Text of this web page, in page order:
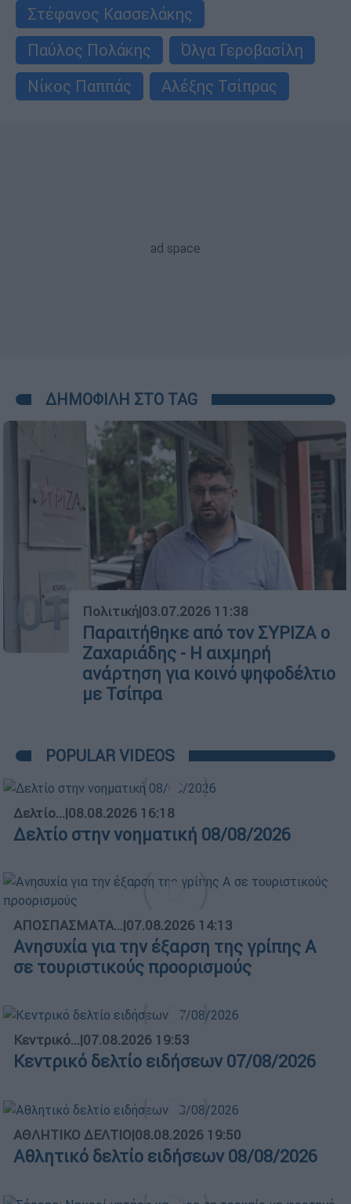
Στέφανος Κασσελάκης
Παύλος Πολάκης
Όλγα Γεροβασίλη
Νίκος Παππάς
Αλέξης Τσίπρας
ΔΗΜΟΦΙΛΗ ΣΤΟ TAG
01 Πολιτική|03.07.2026 11:38
Παραιτήθηκε από τον ΣΥΡΙΖΑ ο
Ζαχαριάδης - Η αιχμηρή
ανάρτηση για κοινό ψηφοδέλτιο
με Τσίπρα
POPULAR VIDEOS
Δελτίο...|08.08.2026 16:18
Δελτίο στην νοηματική 08/08/2026
ΑΠΟΣΠΑΣΜΑΤΑ...|07.08.2026 14:13
Ανησυχία για την έξαρση της γρίπης Α
σε τουριστικούς προορισμούς
Κεντρικό...|07.08.2026 19:53
Κεντρικό δελτίο ειδήσεων 07/08/2026
ΑΘΛΗΤΙΚΟ ΔΕΛΤΙΟ|08.08.2026 19:50
Αθλητικό δελτίο ειδήσεων 08/08/2026